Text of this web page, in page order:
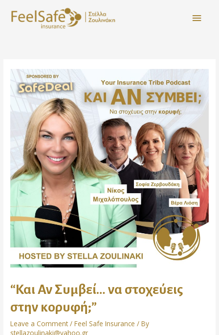
“Και Αν Συμβεί… να στοχεύεις
στην κορυφή;”
Leave a Comment /Feel Safe Insurance / By
stellazoulinaki@yahoo.gr